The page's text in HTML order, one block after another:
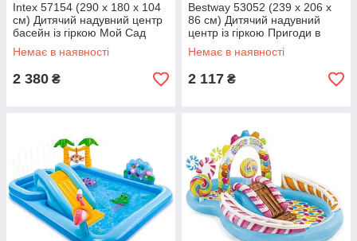
Intex 57154 (290 x 180 x 104
см) Дитячий надувний центр
басейн із гіркою Мой Сад
Немає в наявності
2 380 ₴
Bestway 53052 (239 x 206 x
86 см) Дитячий надувний
центр із гіркою Пригоди в
Джунглях
Немає в наявності
2 117 ₴